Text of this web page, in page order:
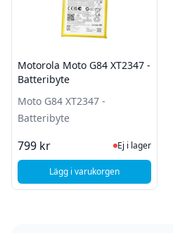
Motorola Moto G84 XT2347 -
Batteribyte
Moto G84 XT2347 -
Batteribyte
799 kr Ej i lager,
Ej i lager
Lägg i varukorgen, Motorola Moto G84